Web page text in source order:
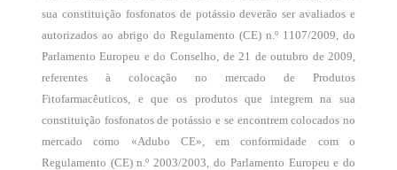
sua constituição fosfonatos de potássio deverão ser avaliados e
autorizados ao abrigo do Regulamento (CE) n.º 1107/2009, do
Parlamento Europeu e do Conselho, de 21 de outubro de 2009,
referentes à colocação no mercado de Produtos
Fitofarmacêuticos, e que os produtos que integrem na sua
constituição fosfonatos de potássio e se encontrem colocados no
mercado como «Adubo CE», em conformidade com o
Regulamento (CE) n.º 2003/2003, do Parlamento Europeu e do